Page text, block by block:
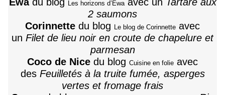
Les horizons d’Ewa
2 saumons
Corinnette du blog Le blog de Corinnette avec
un Filet de lieu noir en croute de chapelure et
parmesan
Coco de Nice du blog Cuisine en folie avec
des Feuilletés à la truite fumée, asperges
vertes et fromage frais